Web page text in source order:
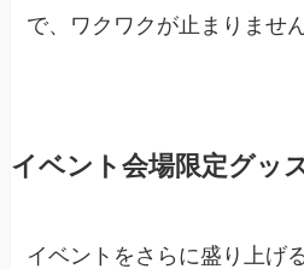
で、ワクワクが止まりませ
イベント会場限定グッ
イベントをさらに盛り上げ